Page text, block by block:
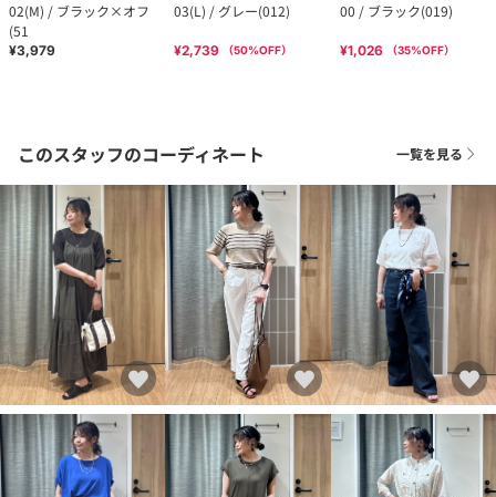
02(M) / ブラック×オフ
(51
¥3,979
03(L) / グレー(012)
¥2,739 （50%OFF）
00 / ブラック(019)
¥1,026 （35%OFF）
このスタッフのコーディネート 一覧を見る